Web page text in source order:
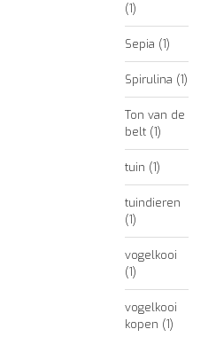
(1)
Sepia (1)
Spirulina (1)
Ton van de
belt (1)
tuin (1)
tuindieren
(1)
vogelkooi
(1)
vogelkooi
kopen (1)